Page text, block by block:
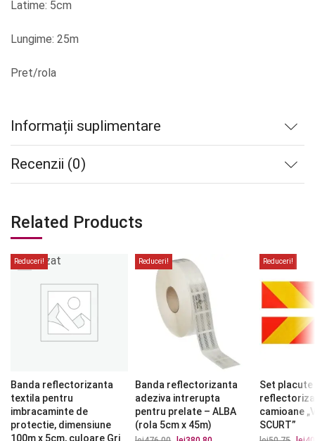
Latime: 5cm
Lungime: 25m
Pret/rola
Informații suplimentare
Recenzii (0)
Related Products
Reduceri!
epuizat
Banda reflectorizanta
textila pentru
imbracaminte de
protectie, dimensiune
100m x 5cm, culoare Gri
Reduceri!
Banda reflectorizanta
adeziva intrerupta
pentru prelate – ALBA
(rola 5cm x 45m)
Reduceri!
Set placute
camioane
SCURT”